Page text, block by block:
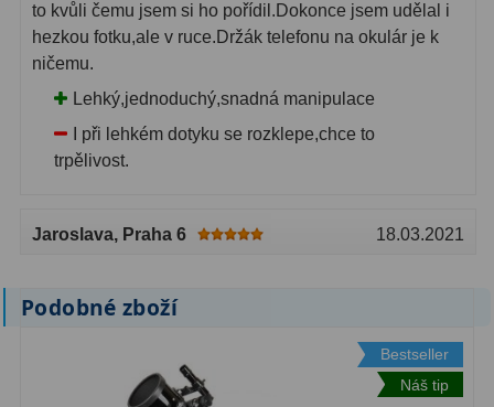
to kvůli čemu jsem si ho pořídil.Dokonce jsem udělal i
hezkou fotku,ale v ruce.Držák telefonu na okulár je k
ničemu.
Lehký,jednoduchý,snadná manipulace
I při lehkém dotyku se rozklepe,chce to
trpělivost.
Jaroslava, Praha 6 18.03.2021
Podobné zboží
Bestseller
Náš tip